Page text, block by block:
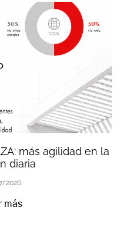
más agilidad en la
diaria
2026
más